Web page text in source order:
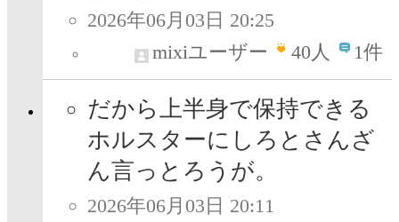
2026年06月03日 20:25
mixiユーザー
40人 1件
だから上半身で保持できる
ホルスターにしろとさんざ
ん言っとろうが。
2026年06月03日 20:11